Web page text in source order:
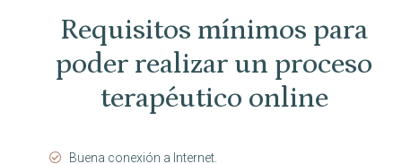
Requisitos mínimos para
poder realizar un proceso
terapéutico online
Buena conexión a Internet.